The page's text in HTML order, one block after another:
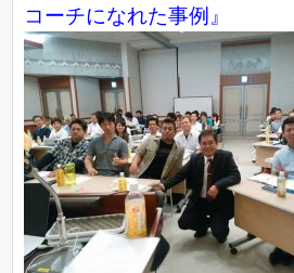
コーチになれた事例』